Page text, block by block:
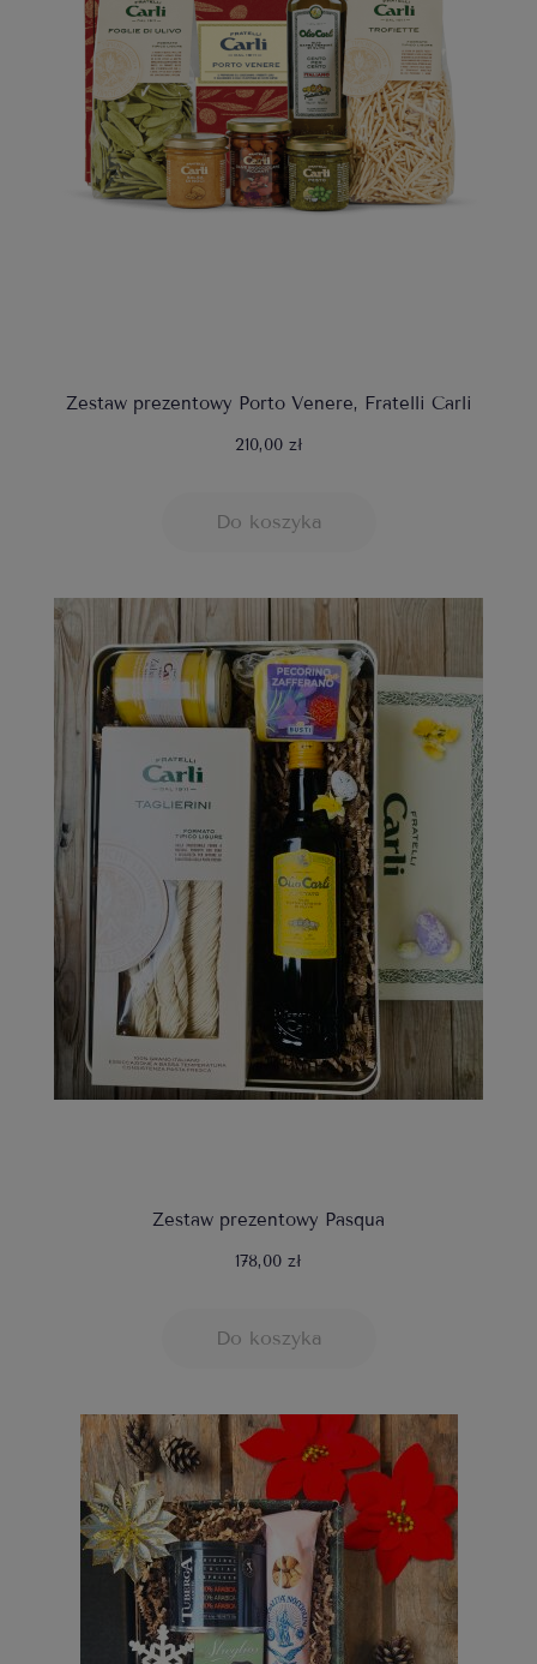
Zestaw prezentowy Porto Venere, Fratelli Carli
210,00 zł
Do koszyka
Zestaw prezentowy Pasqua
178,00 zł
Do koszyka